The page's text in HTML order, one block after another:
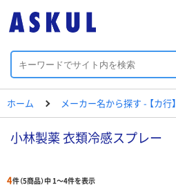
ホーム メーカー名から探す - 【カ行】
小林製薬 衣類冷感スプレー
4件（5商品）中 1～4件を表示